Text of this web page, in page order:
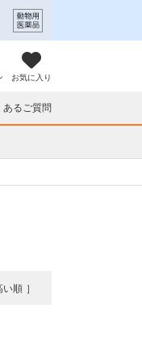
お気に入り
あるご質問
い順